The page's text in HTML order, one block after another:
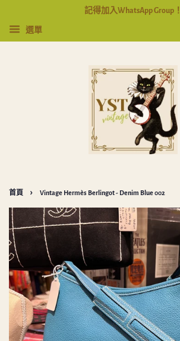
記得加入WhatsApp Group！
選單
首頁 › Vintage Hermès Berlingot - Denim Blue 002